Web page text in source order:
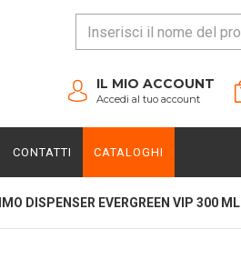
IL MIO ACCOUNT
Accedi al tuo account
CONTATTI CATALOGHI
DISPENSER EVERGREEN VIP 300 ML